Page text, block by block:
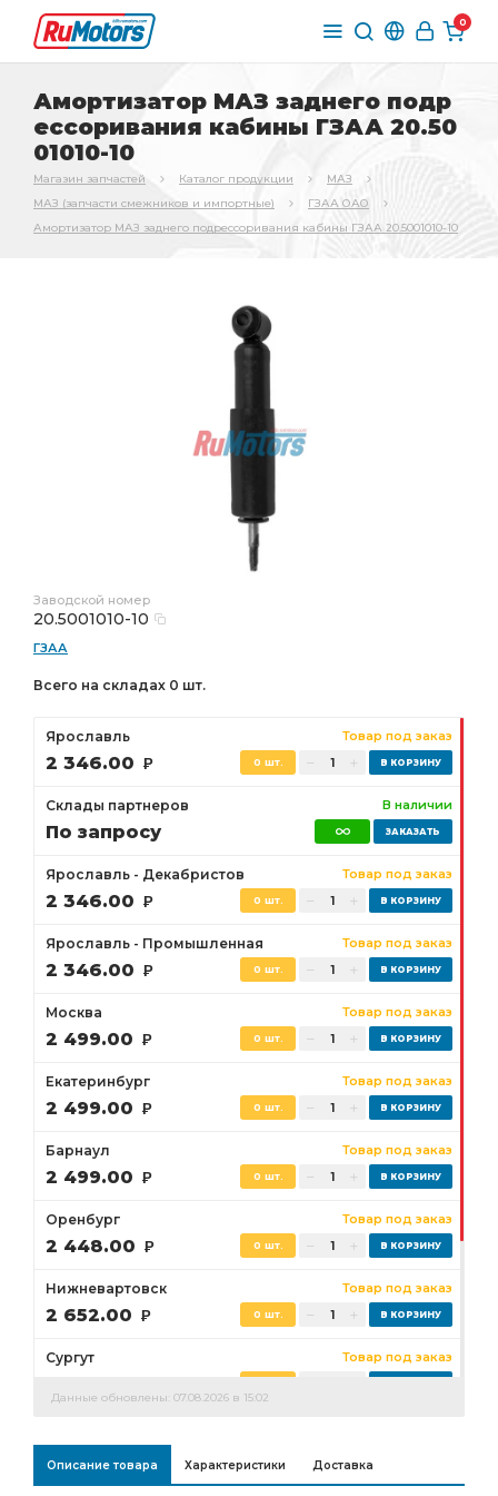
0
Амортизатор МАЗ заднего подр
ессоривания кабины ГЗАА 20.50
01010-10
Магазин запчастей Каталог продукции
МАЗ
МАЗ (запчасти смежников и импортные)
ГЗАА ОАО
Амортизатор МАЗ заднего подрессоривания кабины ГЗАА 20.5001010-10
Заводской номер
20.5001010-10
ГЗАА
Всего на складах 0 шт.
Ярославль Товар под заказ
2 346.00 Р 0 шт.
Склады партнеров В наличии
По запросу
Ярославль - Декабристов Товар под заказ
2 346.00 Р 0 шт.
Ярославль - Промышленная Товар под заказ
2 346.00 Р 0 шт.
Москва Товар под заказ
2 499.00 Р 0 шт.
Екатеринбург Товар под заказ
2 499.00 Р 0 шт.
Барнаул Товар под заказ
2 499.00 Р 0 шт.
Оренбург Товар под заказ
2 448.00 Р 0 шт.
Нижневартовск Товар под заказ
2 652.00 Р 0 шт.
Сургут Товар под заказ
Данные обновлены: 07.08.2026 в 15:02
Описание товара Характеристики Доставка